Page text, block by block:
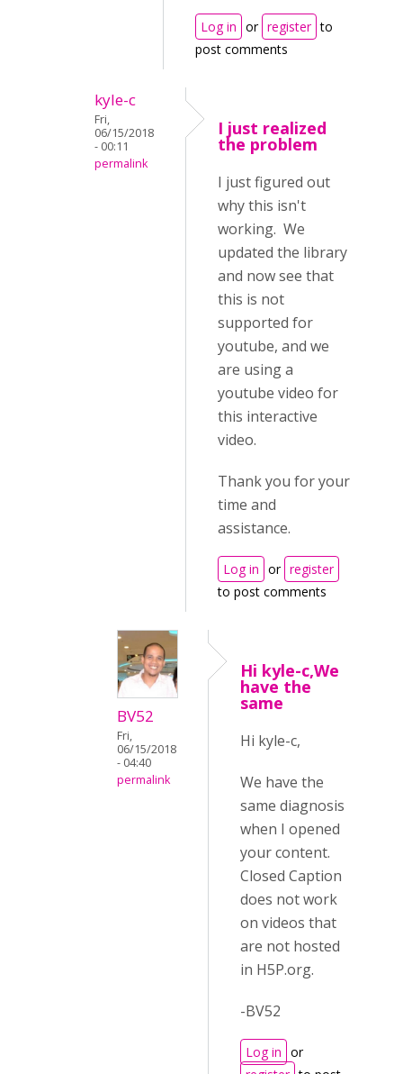
Log in or register to
post comments
kyle-c
Fri,
06/15/2018
- 00:11
permalink
I just realized
the problem
I just figured out
why this isn't
working. We
updated the library
and now see that
this is not
supported for
youtube, and we
are using a
youtube video for
this interactive
video.
Thank you for your
time and
assistance.
Log in or register
to post comments
BV52
Fri,
06/15/2018
- 04:40
permalink
Hi kyle-c,We
have the
same
Hi kyle-c,
We have the
same diagnosis
when I opened
your content.
Closed Caption
does not work
on videos that
are not hosted
in H5P.org.
-BV52
Log in or